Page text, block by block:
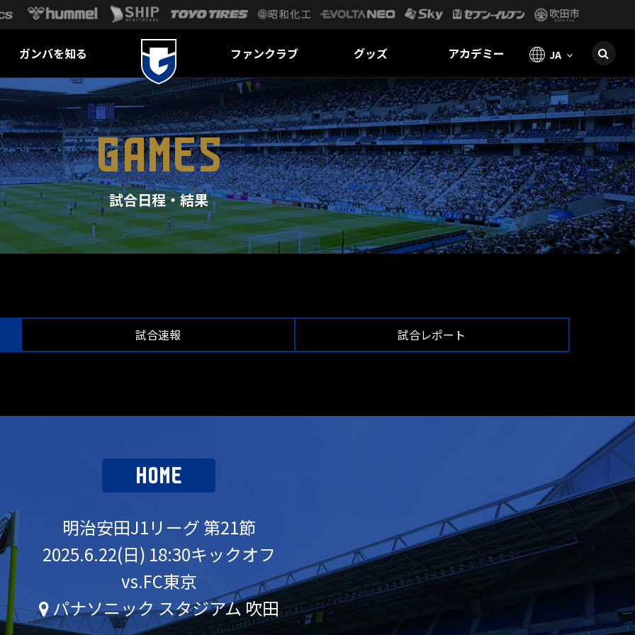
ガンバを知る ファンクラブ グッズ アカデミー JA
GAMES
試合日程・結果
試合速報 試合レポート
HOME
明治安田J1リーグ 第21節
2025.6.22(日) 18:30キックオフ
vs.FC東京
パナソニック スタジアム 吹田